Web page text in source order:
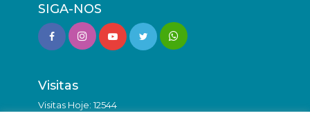
SIGA-NOS
Visitas
Visitas Hoje: 12544